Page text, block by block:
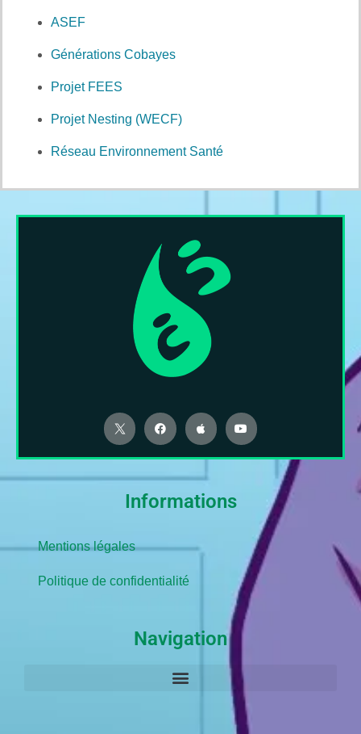
ASEF
Générations Cobayes
Projet FEES
Projet Nesting (WECF)
Réseau Environnement Santé
Informations
Mentions légales
Politique de confidentialité
Navigation